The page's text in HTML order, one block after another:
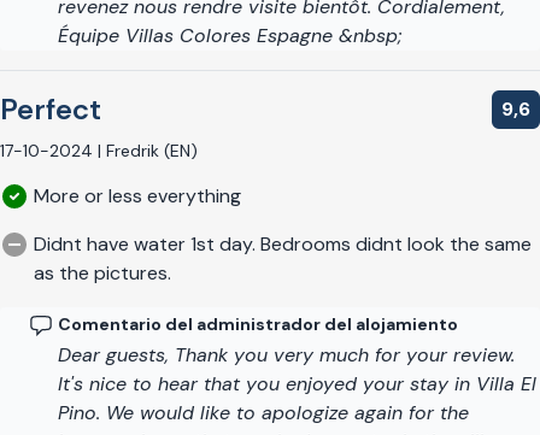
revenez nous rendre visite bientôt. Cordialement,
Équipe Villas Colores Espagne &nbsp;
Perfect
17-10-2024 | Fredrik (EN)
9,6
More or less everything
Didnt have water 1st day. Bedrooms didnt look the same
as the pictures.
Comentario del administrador del alojamiento
Dear guests, Thank you very much for your review.
It's nice to hear that you enjoyed your stay in Villa El
Pino. We would like to apologize again for the